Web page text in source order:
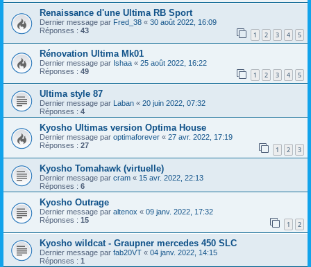
Renaissance d'une Ultima RB Sport
Dernier message par Fred_38 « 30 août 2022, 16:09
Réponses : 43 1 2 3 4 5
Rénovation Ultima Mk01
Dernier message par Ishaa « 25 août 2022, 16:22
Réponses : 49 1 2 3 4 5
Ultima style 87
Dernier message par Laban « 20 juin 2022, 07:32
Réponses : 4
Kyosho Ultimas version Optima House
Dernier message par optimaforever « 27 avr. 2022, 17:19
Réponses : 27 1 2 3
Kyosho Tomahawk (virtuelle)
Dernier message par cram « 15 avr. 2022, 22:13
Réponses : 6
Kyosho Outrage
Dernier message par altenox « 09 janv. 2022, 17:32
Réponses : 15 1 2
Kyosho wildcat - Graupner mercedes 450 SLC
Dernier message par fab20VT « 04 janv. 2022, 14:15
Réponses : 1